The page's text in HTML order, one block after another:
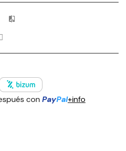
Productos incluidos en tu lista
con PayPal+info